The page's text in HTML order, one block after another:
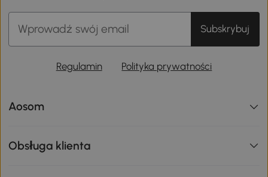
Subskrybuj
Regulamin Polityka prywatności
Aosom
Obsługa klienta